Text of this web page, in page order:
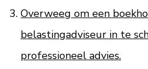
Overweeg om een
belastingadviseur in te
professioneel advies.